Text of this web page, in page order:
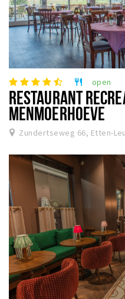
restaurant open
RESTAURANT
MENMOERHOEVE
Zundertseweg 66, Etten-